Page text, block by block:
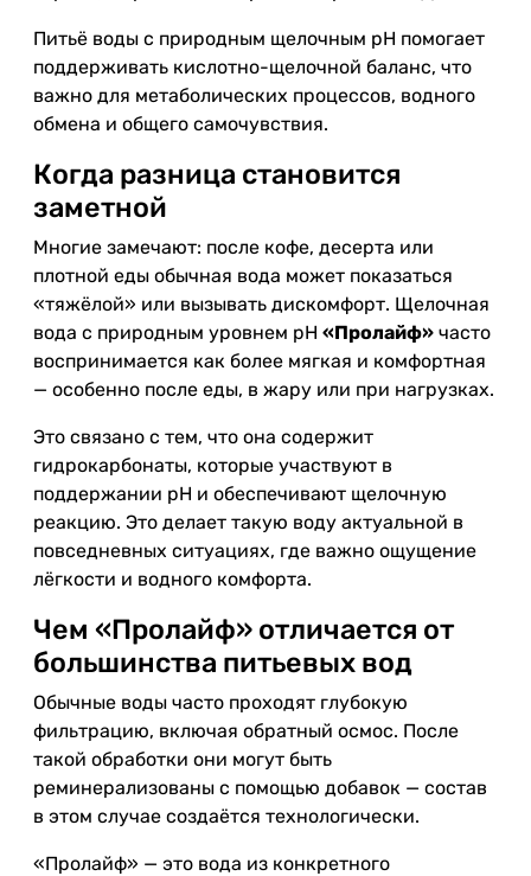
Питьё воды с природным щелочным pH помогает
поддерживать кислотно-щелочной баланс, что
важно для метаболических процессов, водного
обмена и общего самочувствия.
Когда разница становится
заметной
Многие замечают: после кофе, десерта или
плотной еды обычная вода может показаться
«тяжёлой» или вызывать дискомфорт. Щелочная
вода с природным уровнем pH «Пролайф» часто
воспринимается как более мягкая и комфортная
— особенно после еды, в жару или при нагрузках.
Это связано с тем, что она содержит
гидрокарбонаты, которые участвуют в
поддержании pH и обеспечивают щелочную
реакцию. Это делает такую воду актуальной в
повседневных ситуациях, где важно ощущение
лёгкости и водного комфорта.
Чем «Пролайф» отличается от
большинства питьевых вод
Обычные воды часто проходят глубокую
фильтрацию, включая обратный осмос. После
такой обработки они могут быть
реминерализованы с помощью добавок — состав
в этом случае создаётся технологически.
«Пролайф» — это вода из конкретного